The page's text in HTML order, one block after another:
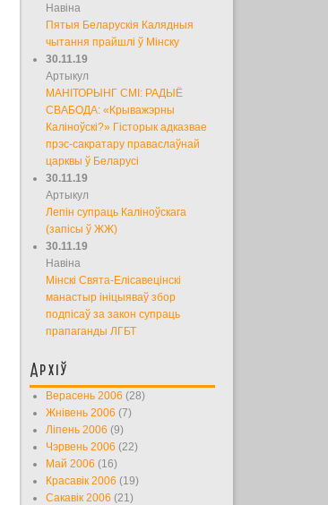
Навіна
Пятыя Беларускія Калядныя
чытання прайшлі ў Мінску
30.11.19
Артыкул
МАНІТОРЫНГ СМІ: РАДЫЁ
СВАБОДА: «Крыважэрны
Каліноўскі?» Гісторык адказвае
прэс-сакратару праваслаўнай
царквы ў Беларусі
30.11.19
Артыкул
Лепін супраць Каліноўскага
(запісы ў ЖЖ)
30.11.19
Навіна
Мінскі Свята-Елісавецінскі
манастыр ініцыяваў збор
подпісаў за закон супраць
прапаганды ЛГБТ
Архіў
Верасень 2006 (28)
Жнівень 2006 (7)
Ліпень 2006 (9)
Чэрвень 2006 (22)
Май 2006 (16)
Красавік 2006 (19)
Сакавік 2006 (21)